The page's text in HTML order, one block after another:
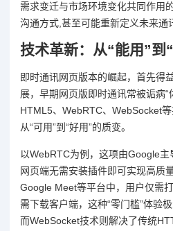
需求变迁与市场环境变化共同作用
沟通方式,甚至可能重新定义未来通
技术革新：从“能用”到
即时通讯网页版本的崛起，首先得
展，早期网页版即时通讯常被诟病“
HTML5、WebRTC、WebSocket
从“可用”到“好用”的质变。
以WebRTC为例，这项由Google
网页端无需安装插件即可实现高质
Google Meet等平台中，用户仅需
需下载客户端，这种“零门槛”体验
而WebSocket技术则解决了传统